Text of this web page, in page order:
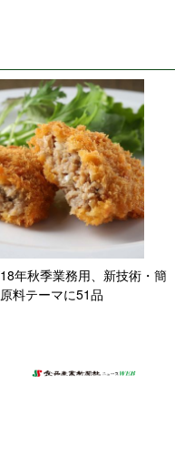
年秋季業務用、新技術・簡
料テーマに51品